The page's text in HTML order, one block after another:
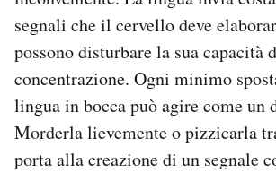
segnali che il cervello deve
possono disturbare la sua capacità
concentrazione. Ogni minimo
lingua in bocca può agire come un
Morderla lievemente o pizzicarla
porta alla creazione di un segnale